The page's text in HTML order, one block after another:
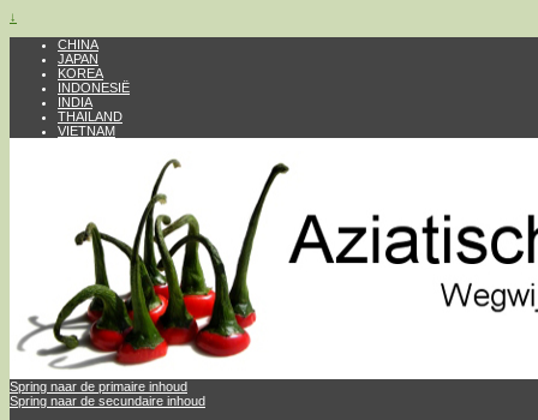
↓
CHINA
JAPAN
KOREA
INDONESIË
INDIA
THAILAND
VIETNAM
Spring naar de primaire inhoud
Spring naar de secundaire inhoud